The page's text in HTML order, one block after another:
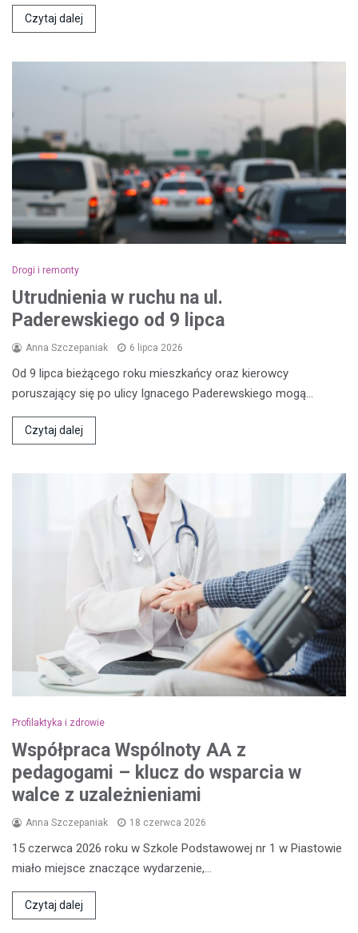
Czytaj dalej
Drogi i remonty
Utrudnienia w ruchu na ul.
Paderewskiego od 9 lipca
Anna Szczepaniak 6 lipca 2026
Od 9 lipca bieżącego roku mieszkańcy oraz kierowcy
poruszający się po ulicy Ignacego Paderewskiego mogą…
Czytaj dalej
Profilaktyka i zdrowie
Współpraca Wspólnoty AA z
pedagogami – klucz do wsparcia w
walce z uzależnieniami
Anna Szczepaniak 18 czerwca 2026
15 czerwca 2026 roku w Szkole Podstawowej nr 1 w Piastowie
miało miejsce znaczące wydarzenie,…
Czytaj dalej